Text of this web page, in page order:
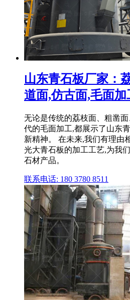
山东青石板厂家：
道面,仿古面,毛面加
无论是传统的荔枝面、粗凿
代的毛面加工,都展示了山东
新精神。 在未来,我们有理由
光大青石板的加工工艺,为我
石材产品。
联系电话: 180 3780 8511